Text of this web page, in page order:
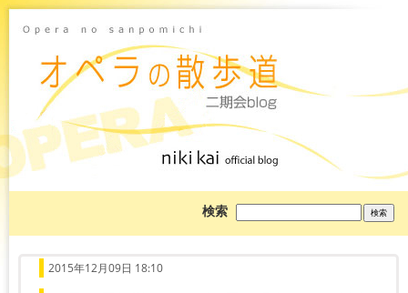
検索
を
2015年12月09日 18:10